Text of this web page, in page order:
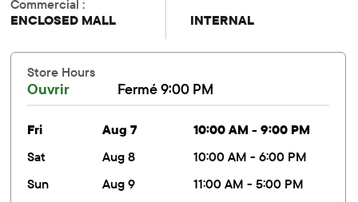
Commercial :
ENCLOSED MALL
INTERNAL
Store Hours
Ouvrir Fermé 9:00 PM
fri Aug 7
10:00 AM - 9:00 PM
sat
Aug 8
10:00 AM - 6:00 PM
sun
Aug 9
11:00 AM - 5:00 PM